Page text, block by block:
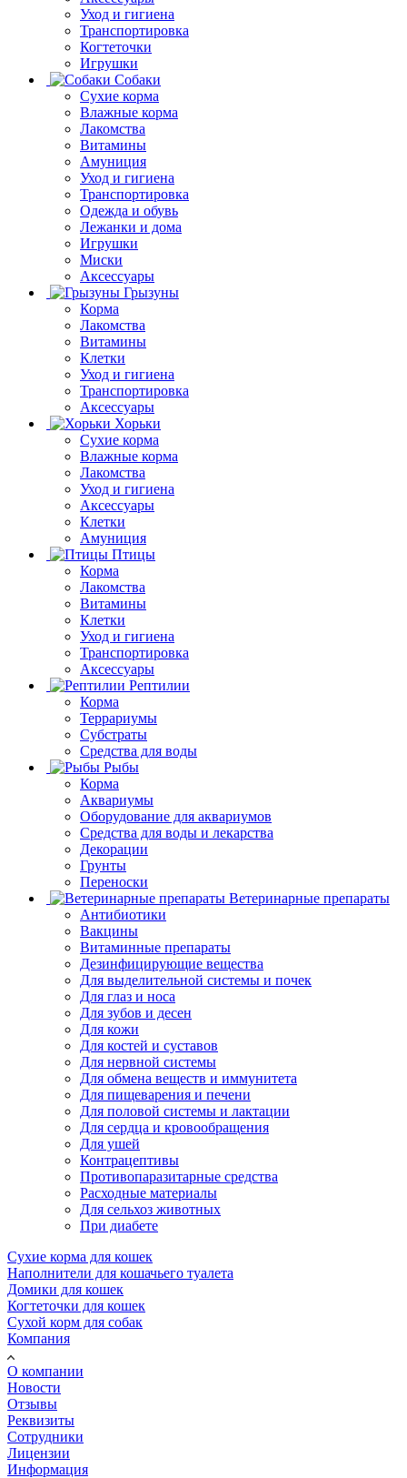
Уход и гигиена
Транспортировка
Когтеточки
Игрушки
Собаки
Сухие корма
Влажные корма
Лакомства
Витамины
Амуниция
Уход и гигиена
Транспортировка
Одежда и обувь
Лежанки и дома
Игрушки
Миски
Аксессуары
Грызуны
Корма
Лакомства
Витамины
Клетки
Уход и гигиена
Транспортировка
Аксессуары
Хорьки
Сухие корма
Влажные корма
Лакомства
Уход и гигиена
Аксессуары
Клетки
Амуниция
Птицы
Корма
Лакомства
Витамины
Клетки
Уход и гигиена
Транспортировка
Аксессуары
Рептилии
Корма
Террариумы
Субстраты
Средства для воды
Рыбы
Корма
Аквариумы
Оборудование для аквариумов
Средства для воды и лекарства
Декорации
Грунты
Переноски
Ветеринарные препараты
Антибиотики
Вакцины
Витаминные препараты
Дезинфицирующие вещества
Для выделительной системы и почек
Для глаз и носа
Для зубов и десен
Для кожи
Для костей и суставов
Для нервной системы
Для обмена веществ и иммунитета
Для пищеварения и печени
Для половой системы и лактации
Для сердца и кровообращения
Для ушей
Контрацептивы
Противопаразитарные средства
Расходные материалы
Для сельхоз животных
При диабете
Сухие корма для кошек
Наполнители для кошачьего туалета
Домики для кошек
Когтеточки для кошек
Сухой корм для собак
Компания
О компании
Новости
Отзывы
Реквизиты
Сотрудники
Лицензии
Информация